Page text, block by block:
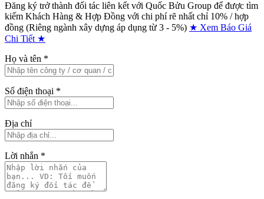
Đăng ký trở thành đối tác liên kết với Quốc Bửu Group để được tìm
kiếm Khách Hàng & Hợp Đồng với chi phí rẽ nhất chỉ 10% / hợp
đồng (Riêng ngành xây dựng áp dụng từ 3 - 5%) ★ Xem Báo Giá
Chi Tiết ★
Họ và tên *
Số điện thoại *
Địa chỉ
Lời nhắn *